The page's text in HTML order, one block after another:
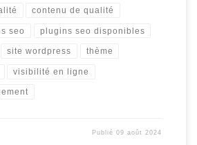
contenu de qualité
seo plugins seo disponibles
site wordpress thème
visibilité en ligne
Publié09 août 2024